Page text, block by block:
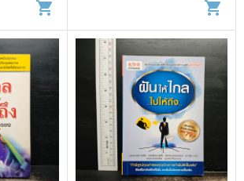
shopping_cart shopping_cart